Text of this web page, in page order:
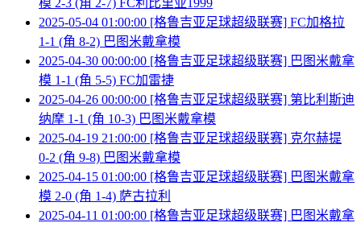
模 2-3 (角 2-7) FC利比里亚1999
2025-05-04 01:00:00 [格鲁吉亚足球超级联赛] FC加格拉
1-1 (角 8-2) 巴图米戴拿模
2025-04-30 00:00:00 [格鲁吉亚足球超级联赛] 巴图米戴拿
模 1-1 (角 5-5) FC加雷捷
2025-04-26 00:00:00 [格鲁吉亚足球超级联赛] 第比利斯迪
纳摩 1-1 (角 10-3) 巴图米戴拿模
2025-04-19 21:00:00 [格鲁吉亚足球超级联赛] 克尔赫提
0-2 (角 9-8) 巴图米戴拿模
2025-04-15 01:00:00 [格鲁吉亚足球超级联赛] 巴图米戴拿
模 2-0 (角 1-4) 萨古拉利
2025-04-11 01:00:00 [格鲁吉亚足球超级联赛] 巴图米戴拿